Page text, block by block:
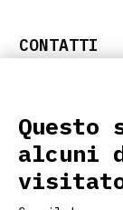
CONTATTI
Questo
alcuni